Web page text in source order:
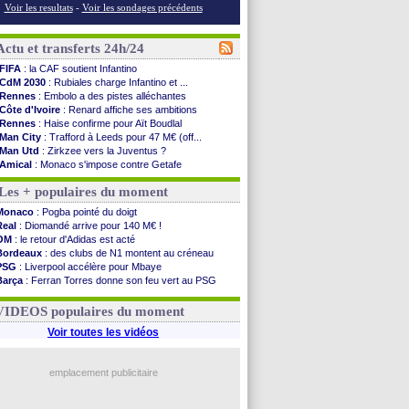
Voir les resultats - Voir les sondages précédents
et transferts 24h/24
FIFA : la CAF soutient Infantino
CdM 2030 : Rubiales charge Infantino et ...
Rennes : Embolo a des pistes alléchantes
Côte d'Ivoire : Renard affiche ses ambitions
Rennes : Haise confirme pour Aït Boudlal
Man City : Trafford à Leeds pour 47 M€ (off...
Man Utd : Zirkzee vers la Juventus ?
Amical : Monaco s'impose contre Getafe
Nantes: Der Zakarian et sa relation avec Kita
OM: le club prêt à libérer Kondogbia ?
Monaco: le message touchant d'Akliouche
FIFA: Tebas en remet une couche
FIFA : l'UEFA maintient la pression
PSG: Tebas encense Luis Enrique
Real: Vinicius jusqu'en 2032 (officiel)
Lyon: Mangala va rejoindre Getafe
OM: une offre refusée pour Aguerd
Real: c'est confirmé pour Vinicius
Troyes: Junior Diaz jusqu'en 2030 (officiel)
: Akliouche a signé (officiel)
: Owori battu à mort à Kampala
+ populaires du moment
: Pogba pointé du doigt
: Diomandé arrive pour 140 M€ !
: le retour d'Adidas est acté
: des clubs de N1 montent au créneau
: Liverpool accélère pour Mbaye
: Ferran Torres donne son feu vert au PSG
City: Rodri préfère le Barça au Real !
populaires du moment
Voir toutes les vidéos
emplacement publicitaire